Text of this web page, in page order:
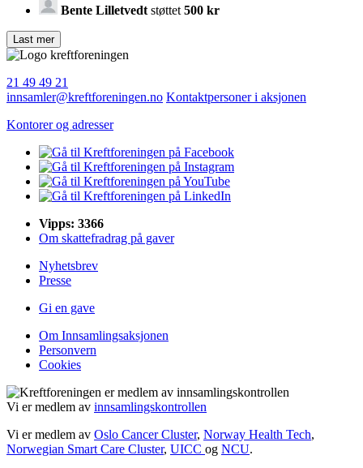
Bente Lilletvedt støttet 500 kr
21 49 49 21
innsamler@kreftforeningen.no Kontaktpersoner i aksjonen
Kontorer og adresser
Vipps: 3366
Om skattefradrag på gaver
Nyhetsbrev
Presse
Gi en gave
Om Innsamlingsaksjonen
Personvern
Cookies
Vi er medlem av innsamlingskontrollen
Vi er medlem av Oslo Cancer Cluster, Norway Health Tech,
Norwegian Smart Care Cluster, UICC og NCU.